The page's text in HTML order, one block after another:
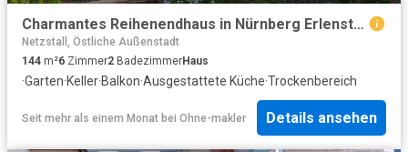
Charmantes Reihenendhaus in Nürnberg Erlenstegen
Netzstall, Östliche Außenstadt
144 m²6 Zimmer2 BadezimmerHaus
·Garten·Keller·Balkon·Ausgestattete Küche·Trockenbereich
Seit mehr als einem Monat bei Ohne-makler Details ansehen